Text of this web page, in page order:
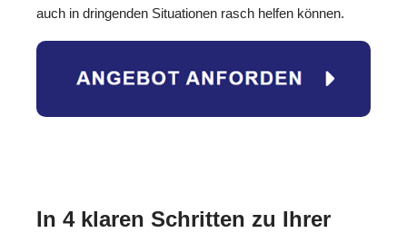
auch in dringenden Situationen rasch helfen können.
In 4 klaren Schritten zu Ihrer